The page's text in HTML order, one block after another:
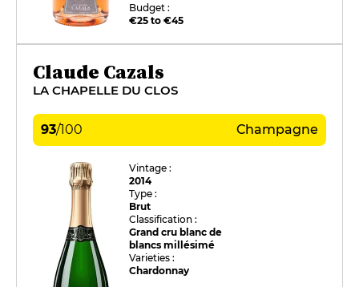
Budget :
€25 to €45
Claude Cazals
LA CHAPELLE DU CLOS
93/100 Champagne
Vintage :
2014
Type :
Brut
Classification :
Grand cru blanc de
blancs millésimé
Varieties :
Chardonnay